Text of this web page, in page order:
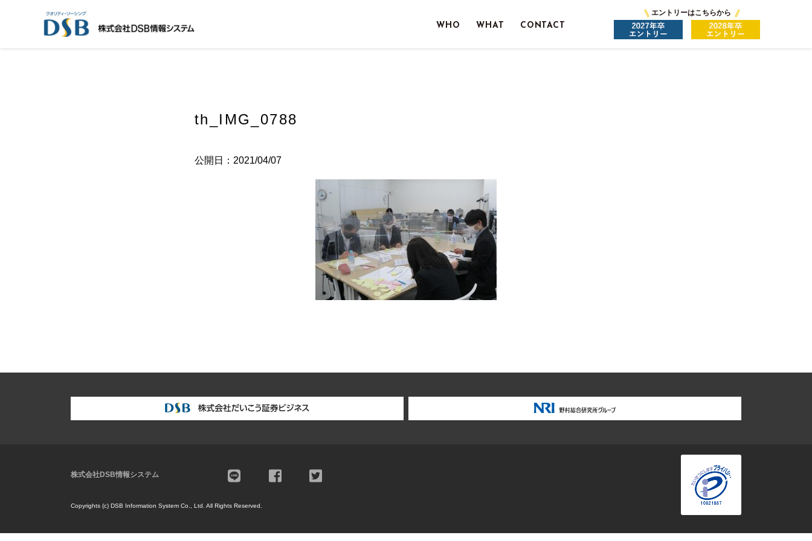
WHO WHAT CONTACT
エントリーはこちらから
th_IMG_0788
公開日：2021/04/07
株式会社DSB情報システム
Copyrights (c) DSB Information System Co., Ltd. All Rights Reserved.